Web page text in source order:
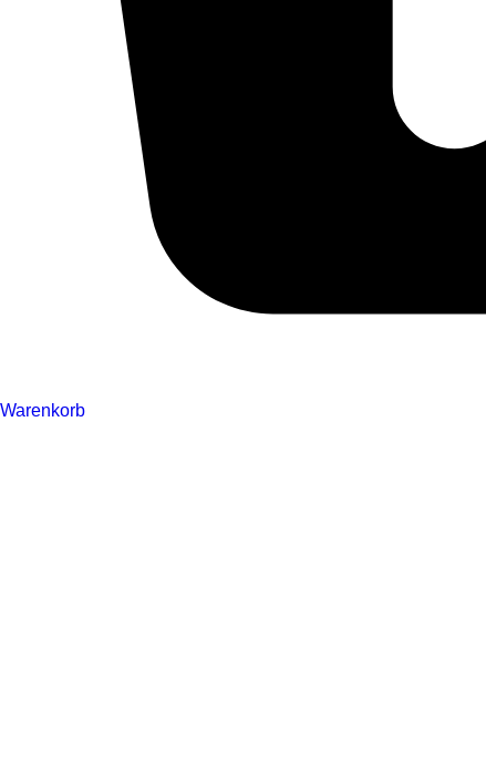
Warenkorb